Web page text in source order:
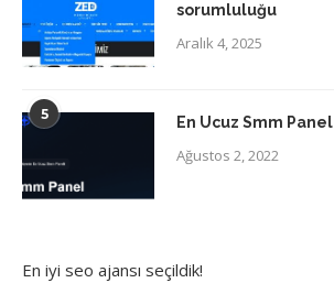
sorumluluğu
Aralık 4, 2025
5 En Ucuz Smm Panel
Ağustos 2, 2022
En iyi seo ajansı seçildik!